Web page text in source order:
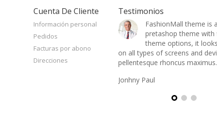
Cuenta De Cliente
Información personal
Pedidos
Facturas por abono
Direcciones
Testimonios
Fashion Beauty theme is a
premium pretashop theme with
on all types of screens and
pellentesque rhoncus maximus.
FashionMall theme is
pretashop theme with
theme options, it
on all types of screens and
pellentesque rhoncus maximus.
Jonhny Paul